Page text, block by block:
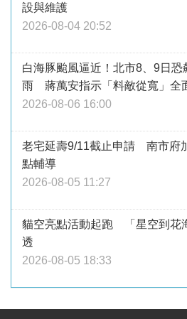
設與維護
2026-08-04 20:52
白海豚颱風逼近！北市8、9日恐
雨 蔣萬安指示「料敵從寬」全
2026-08-06 16:00
老宅延壽9/11截止申請 南市府
點輔導
2026-08-05 11:27
貓空亮點活動起跑 「星空到花
透
2026-08-05 18:33